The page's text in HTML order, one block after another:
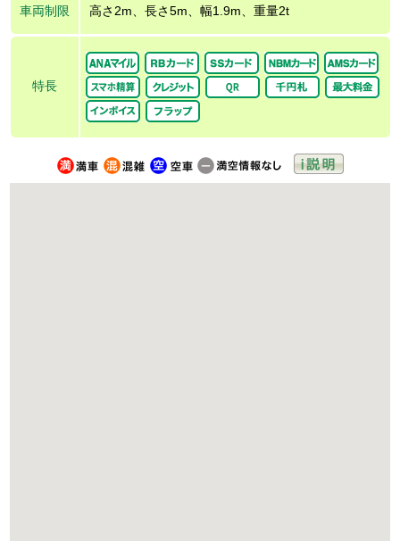
車両制限 高さ2m、長さ5m、幅1.9m、重量2t
特長